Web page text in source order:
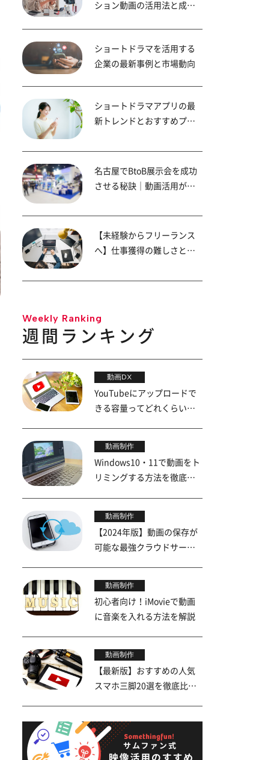
ション動画の活用法と成功
ショートドラマを活用する
企業の最新事例と市場動向
ショートドラマアプリの最
新トレンドとおすすめプラ
名古屋でBtoB展示会を成功
させる秘訣｜動画活用が商
【未経験からフリーランス
へ】仕事獲得の難しさと成
Weekly Ranking
週間ランキング
動画DX
YouTubeにアップロードで
きる容量ってどれくらい？
動画制作
Windows10・11で動画をト
リミングする方法を徹底解
動画制作
【2024年版】動画の保存が
可能な最強クラウドサービ
動画制作
初心者向け！iMovieで動画
に音楽を入れる方法を解説
動画制作
【最新版】おすすめの人気
スマホ三脚20選を徹底比